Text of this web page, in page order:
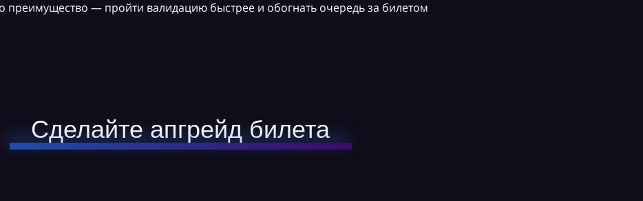
преимущество — пройти валидацию быстрее и обогнать очередь за билетом
Сделайте апгрейд билета